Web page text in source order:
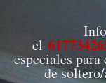
el
especiales
de